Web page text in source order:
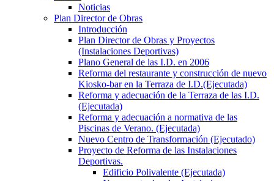
Noticias
Plan Director de Obras
Introducción
Plan Director de Obras y Proyectos
(Instalaciones Deportivas)
Plano General de las I.D. en 2006
Reforma del restaurante y construcción de nuevo
Kiosko-bar en la Terraza de I.D.(Ejecutada)
Reforma y adecuación de la Terraza de las I.D.
(Ejecutada)
Reforma y adecuación a normativa de las
Piscinas de Verano. (Ejecutada)
Nuevo Centro de Transformación (Ejecutado)
Proyecto de Reforma de las Instalaciones
Deportivas.
Edificio Polivalente (Ejecutada)